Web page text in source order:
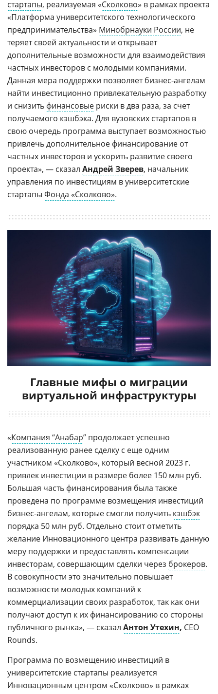
стартапы, реализуемая «Сколково» в рамках проекта
«Платформа университетского технологического
предпринимательства» Минобрнауки России, не
теряет своей актуальности и открывает
дополнительные возможности для взаимодействия
частных инвесторов с молодыми компаниями.
Данная мера поддержки позволяет бизнес-ангелам
найти инвестиционно привлекательную разработку
и снизить финансовые риски в два раза, за счет
получаемого кэшбэка. Для вузовских стартапов в
свою очередь программа выступает возможностью
привлечь дополнительное финансирование от
частных инвесторов и ускорить развитие своего
проекта», — сказал Андрей Зверев, начальник
управления по инвестициям в университетские
стартапы Фонда «Сколково».
Главные мифы о миграции
виртуальной инфраструктуры
«Компания “Анабар” продолжает успешно
реализованную ранее сделку с еще одним
участником «Сколково», который весной 2023 г.
привлек инвестиции в размере более 150 млн руб.
Большая часть финансирования была также
проведена по программе возмещения инвестиций
бизнес-ангелам, которые смогли получить кэшбэк
порядка 50 млн руб. Отдельно стоит отметить
желание Инновационного центра развивать данную
меру поддержки и предоставлять компенсации
инвесторам, совершающим сделки через брокеров.
В совокупности это значительно повышает
возможности молодых компаний к
коммерциализации своих разработок, так как они
получают доступ к их финансированию со стороны
публичного рынка», — сказал Антон Утехин, CEO
Rounds.
Программа по возмещению инвестиций в
университетские стартапы реализуется
Инновационным центром «Сколково» в рамках